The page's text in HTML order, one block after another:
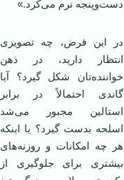
دست‌و‌پنجه نرم می‌کرد.»
در این فرض، چه تصویری
انتظار دارید، در ذهن
خواننده‌تان شکل گیرد؟ آیا
گاندی احتمالاً در برابر
استالین مجبور می‌شد
اسلحه بدست گیرد؟ یا اینکه
هر چه امکانات و روزنه‌های
بیشتری برای جلوگیری از